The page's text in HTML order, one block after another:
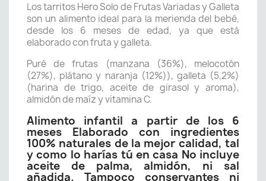
Los tarritos Hero Solo de Frutas Variadas y Galleta
son un alimento ideal para la merienda del bebé,
desde los 6 meses de edad, ya que está
elaborado con fruta y galleta.
Puré de frutas (manzana (36%), melocotón
(27%), plátano y naranja (12%)), galleta (5,2%)
(harina de trigo, aceite de girasol y aroma),
almidón de maíz y vitamina C.
Alimento infantil a partir de los 6
meses Elaborado con ingredientes
100% naturales de la mejor calidad, tal
y como lo harías tú en casa No incluye
aceite de palma, almidón, ni sal
añadida. Tampoco conservantes ni